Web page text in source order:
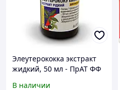
Элеутерококка экстракт
жидкий, 50 мл - ПрАТ ФФ
В наличии